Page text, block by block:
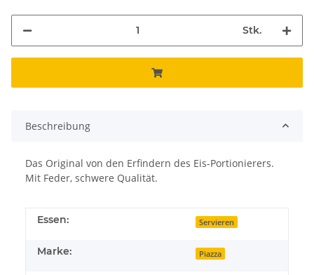
Stk.
Beschreibung
Das Original von den Erfindern des Eis-Portionierers.
Mit Feder, schwere Qualität.
Essen: Servieren
Marke: Piazza